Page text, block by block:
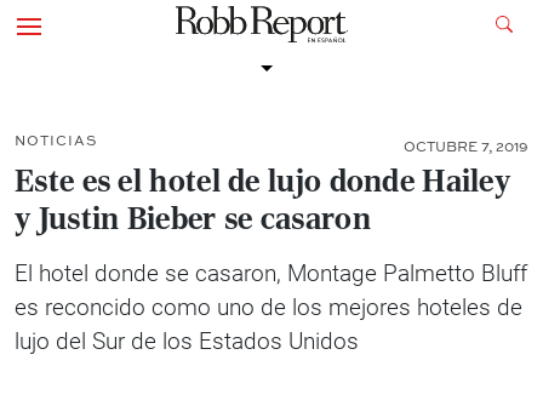
NOTICIAS OCTUBRE 7, 2019
Este es el hotel de lujo donde Hailey
y Justin Bieber se casaron
El hotel donde se casaron, Montage Palmetto Bluff
es reconcido como uno de los mejores hoteles de
lujo del Sur de los Estados Unidos